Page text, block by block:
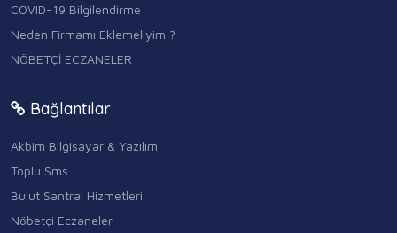
COVID-19 Bilgilendirme
Neden Firmamı Eklemeliyim ?
NÖBETÇİ ECZANELER
Bağlantılar
Akbim Bilgisayar & Yazılım
Toplu Sms
Bulut Santral Hizmetleri
Nöbetçi Eczaneler